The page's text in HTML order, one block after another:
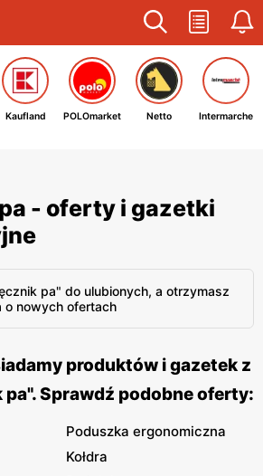
Kaufland POLOmarket Netto Intermarche
- oferty i gazetki
pa" do ulubionych, a otrzymasz
o nowych ofertach
produktów i gazetek z
pa". Sprawdź podobne oferty:
Poduszka ergonomiczna
Kołdra